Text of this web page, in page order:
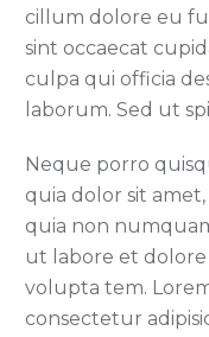
cillum dolore eu
sint occaecat
culpa qui officia
laborum. Sed ut
Neque porro
quia dolor sit
quia non
ut labore et
volupta tem.
consectetur